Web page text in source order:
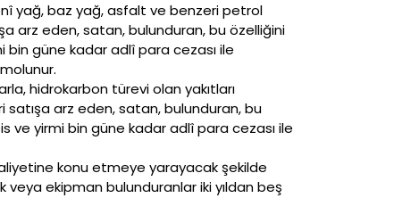
yağ, baz yağ, asfalt ve benzeri petrol
arz eden, satan, bulunduran, bu özelliğini
bin güne kadar adlî para cezası ile
hidrokarbon türevi olan yakıtları
satışa arz eden, satan, bulunduran, bu
ve yirmi bin güne kadar adlî para cezası ile
konu etmeye yarayacak şekilde
ekipman bulunduranlar iki yıldan beş